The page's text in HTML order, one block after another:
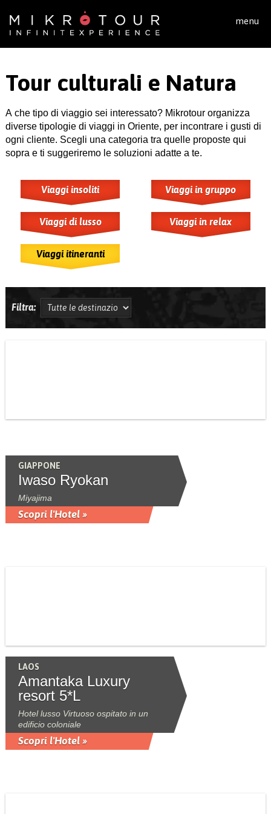
menu
Tour culturali e Natura
A che tipo di viaggio sei interessato? Mikrotour organizza
diverse tipologie di viaggi in Oriente, per incontrare i gusti di
ogni cliente. Scegli una categoria tra quelle proposte qui
sopra e ti suggeriremo le soluzioni adatte a te.
Viaggi insoliti Viaggi in gruppo
Viaggi di lusso Viaggi in relax
Viaggi itineranti
Filtra:
GIAPPONE
Iwaso Ryokan
Miyajima
Scopri l'Hotel »
LAOS
Amantaka Luxury
resort 5*L
Hotel lusso Virtuoso ospitato in un
edificio coloniale
Scopri l'Hotel »